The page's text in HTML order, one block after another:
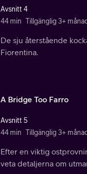
Avsnitt 4
44 min Tillgänglig 3+
De sju återstående
Fiorentina.
A Bridge Too Farro
Avsnitt 5
44 min Tillgänglig 3+
Efter en viktig
veta detaljerna om